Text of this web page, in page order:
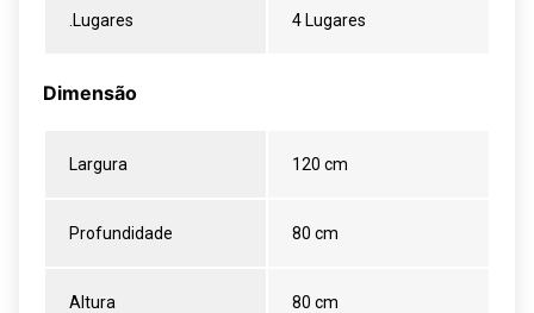
.Lugares 4 Lugares
Dimensão
Largura 120 cm
Profundidade 80 cm
Altura 80 cm